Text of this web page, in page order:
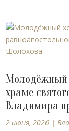
Молодёжный
храме
Владимира
2 июня, 2026 |